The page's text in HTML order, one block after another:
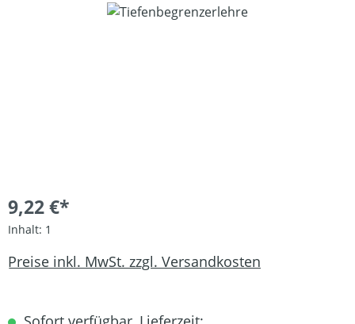
Bildergalerie überspringen
9,22 €*
Inhalt: 1
Preise inkl. MwSt. zzgl. Versandkosten